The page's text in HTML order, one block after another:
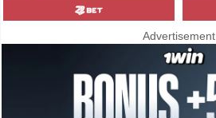
Advertisement